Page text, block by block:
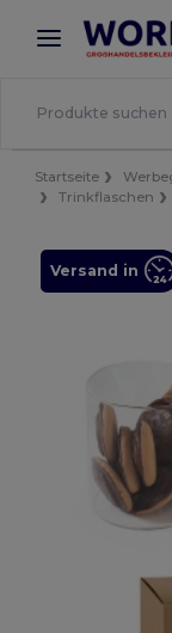
× Bessere
Startseite
Trinkflaschen
Versand in